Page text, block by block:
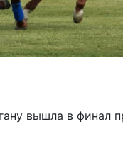
вышла в финал